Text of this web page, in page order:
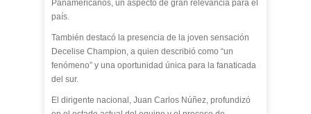
Panamericanos, un aspecto de gran relevancia para el
país.
También destacó la presencia de la joven sensación
Decelise Champion, a quien describió como “un
fenómeno” y una oportunidad única para la fanaticada
del sur.
El dirigente nacional, Juan Carlos Núñez, profundizó